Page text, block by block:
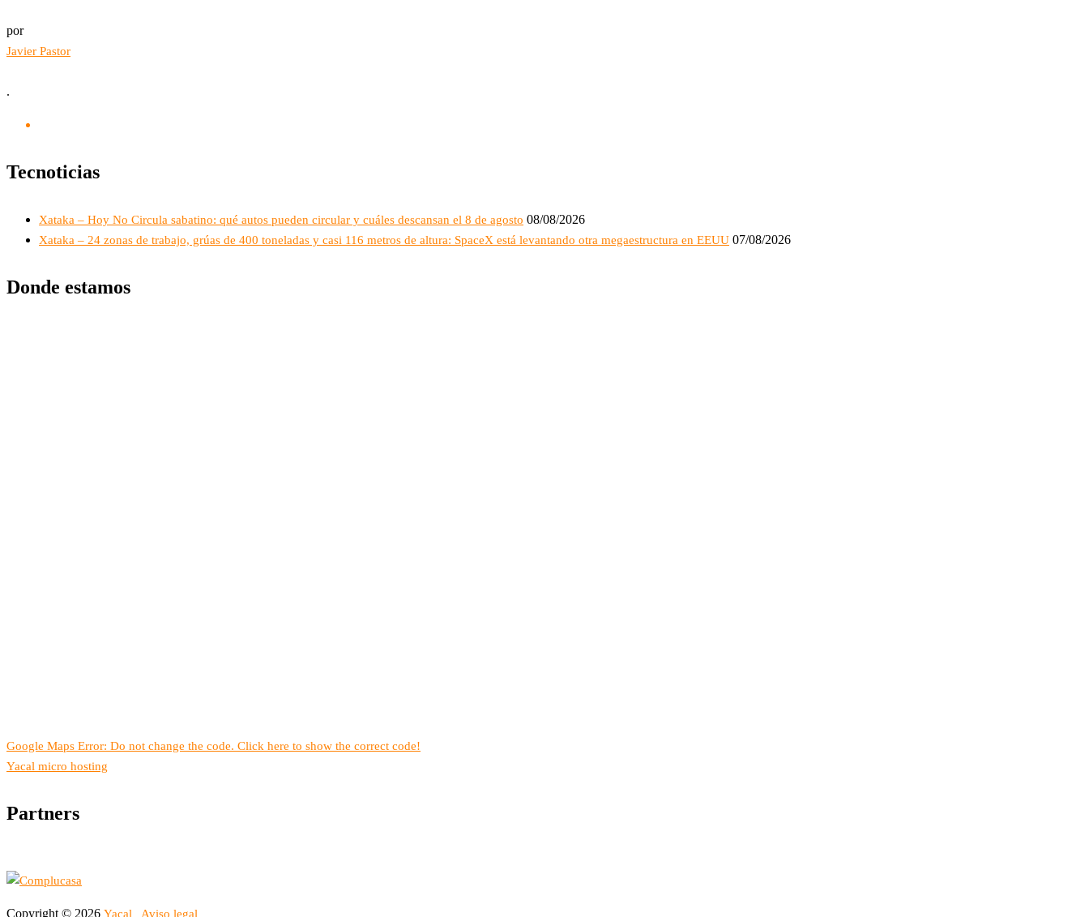
por
Javier Pastor
.
Tecnoticias
Xataka – Hoy No Circula sabatino: qué autos pueden circular y cuáles descansan el 8 de agosto 08/08/2026
Xataka – 24 zonas de trabajo, grúas de 400 toneladas y casi 116 metros de altura: SpaceX está levantando otra megaestructura en EEUU 07/08/2026
Donde estamos
Google Maps Error: Do not change the code. Click here to show the correct code!
Yacal micro hosting
Partners
Copyright © 2026 Yacal Aviso legal